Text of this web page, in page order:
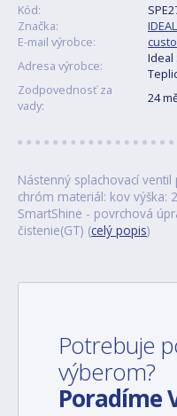
Kód:
Značka:
E-mail výrobce:
Adresa výrobce:
Ideal
Zodpovednosť za
vady:
24
Nástenný splachovací ventil
chróm materiál: kov výška:
SmartShine - povrchová
čistenie(GT) (celý popis)
Potrebuje
výberom?
Poradíme